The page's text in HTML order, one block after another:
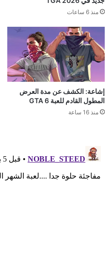
منذ 6 ساعات
إشاعة: الكشف عن مدة العرض
المطول القادم للعبة GTA 6
منذ 16 ساعة